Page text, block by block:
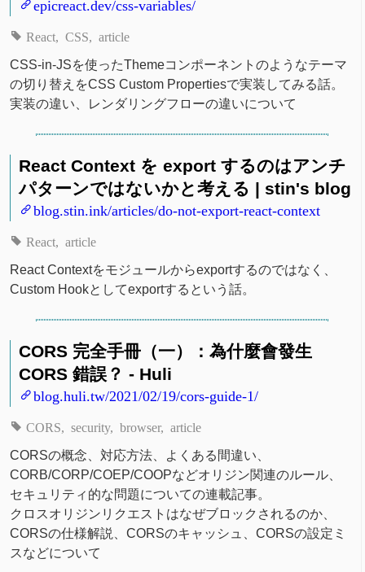
epicreact.dev/css-variables/
React CSS article
CSS-in-JSを使ったThemeコンポーネントのようなテーマ
の切り替えをCSS Custom Propertiesで実装してみる話。
実装の違い、レンダリングフローの違いについて
React Context を export するのはアンチ
パターンではないかと考える | stin's blog
blog.stin.ink/articles/do-not-export-react-context
React article
React Contextをモジュールからexportするのではなく、
Custom Hookとしてexportするという話。
CORS 完全手冊（一）：為什麼會發生
CORS 錯誤？ - Huli
blog.huli.tw/2021/02/19/cors-guide-1/
CORS security browser article
CORSの概念、対応方法、よくある間違い、
CORB/CORP/COEP/COOPなどオリジン関連のルール、
セキュリティ的な問題についての連載記事。
クロスオリジンリクエストはなぜブロックされるのか、
CORSの仕様解説、CORSのキャッシュ、CORSの設定ミ
スなどについて